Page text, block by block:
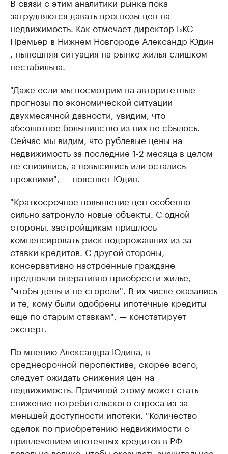
затрудняются давать прогнозы цен на
недвижимость. Как отмечает директор БКС
Премьер в Нижнем Новгороде Александр Юдин
, нынешняя ситуация на рынке жилья слишком
нестабильна.
"Даже если мы посмотрим на авторитетные
прогнозы по экономической ситуации
двухмесячной давности, увидим, что
абсолютное большинство из них не сбылось.
Сейчас мы видим, что рублевые цены на
недвижимость за последние 1-2 месяца в целом
не снизились, а повысились или остались
прежними", — поясняет Юдин.
"Краткосрочное повышение цен особенно
сильно затронуло новые объекты. С одной
стороны, застройщикам пришлось
компенсировать риск подорожавших из-за
ставки кредитов. С другой стороны,
консервативно настроенные граждане
предпочли оперативно приобрести жилье,
"чтобы деньги не сгорели". В их числе оказались
и те, кому были одобрены ипотечные кредиты
еще по старым ставкам", — констатирует
эксперт.
По мнению Александра Юдина, в
среднесрочной перспективе, скорее всего,
следует ожидать снижения цен на
недвижимость. Причиной этому может стать
снижение потребительского спроса из-за
меньшей доступности ипотеки. "Количество
сделок по приобретению недвижимости с
привлечением ипотечных кредитов в РФ